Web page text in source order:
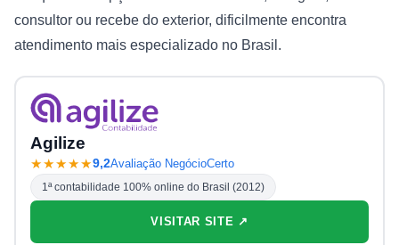
consultor ou recebe do exterior, dificilmente encontra
atendimento mais especializado no Brasil.
Agilize
★★★★★9,2Avaliação NegócioCerto
1ª contabilidade 100% online do Brasil (2012)
VISITAR SITE ↗